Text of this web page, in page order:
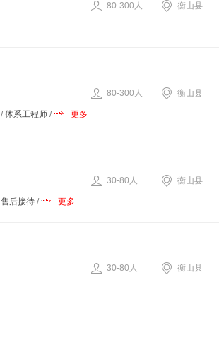
80-300人 衡山县
80-300人 衡山县
/体系工程师 / 更多
30-80人 衡山县
售后接待 / 更多
30-80人 衡山县